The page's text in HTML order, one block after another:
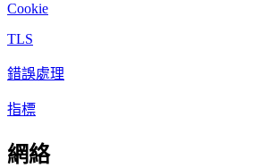
Cookie
TLS
錯誤處理
指標
網絡